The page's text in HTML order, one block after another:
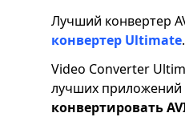
Лучший конвертер
конвертер Ultimate.
Video Converter
лучших приложений
конвертировать